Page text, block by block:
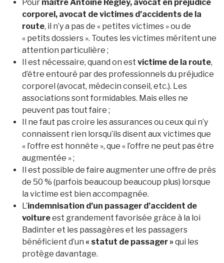
Pour maître Antoine Régley, avocat en préjudice
corporel, avocat de victimes d’accidents de la
route, il n’y a pas de « petites victimes » ou de
« petits dossiers ». Toutes les victimes méritent une
attention particulière ;
Il est nécessaire, quand on est victime de la route,
d’être entouré par des professionnels du préjudice
corporel (avocat, médecin conseil, etc.). Les
associations sont formidables. Mais elles ne
peuvent pas tout faire ;
Il ne faut pas croire les assurances ou ceux qui n’y
connaissent rien lorsqu’ils disent aux victimes que
« l’offre est honnête », que « l’offre ne peut pas être
augmentée » ;
Il est possible de faire augmenter une offre de près
de 50 % (parfois beaucoup beaucoup plus) lorsque
la victime est bien accompagnée.
L’indemnisation d’un passager d’accident de
voitureest grandement favorisée grâce à la loi
Badinter et les passagères et les passagers
bénéficient d’un « statut de passager » qui les
protège davantage.